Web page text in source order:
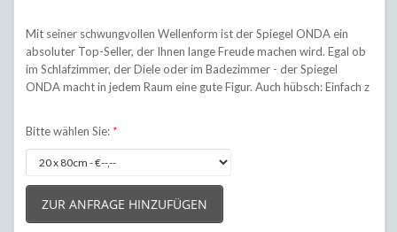
Mit seiner schwungvollen Wellenform ist der Spiegel ONDA ein
absoluter Top-Seller, der Ihnen lange Freude machen wird. Egal ob
im Schlafzimmer, der Diele oder im Badezimmer - der Spiegel
ONDA macht in jedem Raum eine gute Figur. Auch hübsch: Einfach z
Bitte wählen Sie: *
ZUR ANFRAGE HINZUFÜGEN